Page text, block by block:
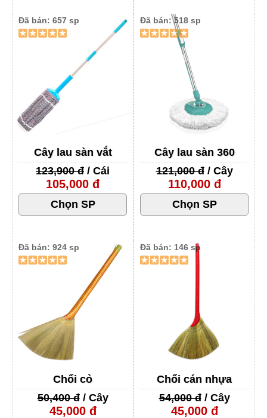
Cây lau sàn 360
121,000 đ/ Cây
110,000 đ
Đã bán: 518 sp
Cây lau sàn vắt
123,900 đ / Cái
105,000 đ
Đã bán: 657 sp
Chổi cán nhựa
54,000 đ/ Cây
45,000 đ
Đã bán: 146 sp
Chổi cỏ
50,400 đ/ Cây
45,000 đ
Đã bán: 924 sp